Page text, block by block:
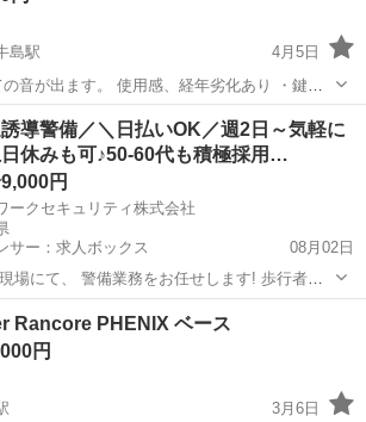
島駅
4月5日
感、経年劣化あり ・鍵盤
・蝶番2箇所のネジが3本中1本なし ・天板を支
カラと音がします
後牛島駅 鍵盤楽器、ピアノ トイピアノ
導警備／＼日払いOK／週2日～気軽に
休みも可♪50-60代も積極採用…
円
ークセキュリティ株式会社
サー：求人ボックス
08月02日
場にて、 警備業務をお任せします! 歩行者の
事車両の誘導 これがメインの業務です! 難しい
日祝休み・固定休など 希望通りのシフトが可
すよ...
契約社員
Rancore PHENIX ベース
円
3月6日